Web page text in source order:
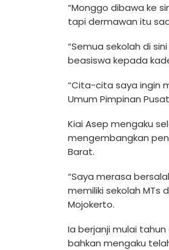
“Monggo dibawa ke
tapi dermawan itu
“Semua sekolah di
beasiswa kepada
“Cita-cita saya ingin
Umum Pimpinan
Kiai Asep mengaku
mengembangkan
Barat.
“Saya merasa
memiliki sekolah MTs
Mojokerto.
Ia berjanji mulai
bahkan mengaku